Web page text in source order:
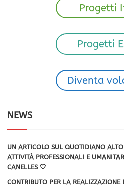
Progetti
Progetti
Diventa
NEWS
UN ARTICOLO SUL QUOTIDIANO
ATTIVITÀ PROFESSIONALI E
CANELLES 🤍
CONTRIBUTO PER LA